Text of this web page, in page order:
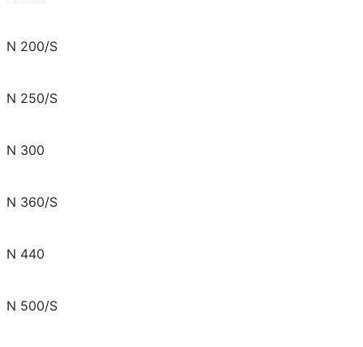
N 200/S
N 250/S
N 300
N 360/S
N 440
N 500/S